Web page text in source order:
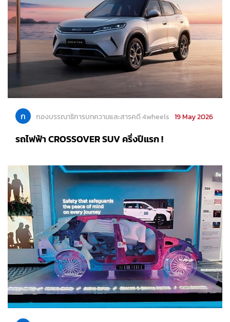
ก กองบรรณาธิการบทความและสารคดี 4wheels 19 May 2026
รถไฟฟ้า CROSSOVER SUV ครึ่งปีแรก !